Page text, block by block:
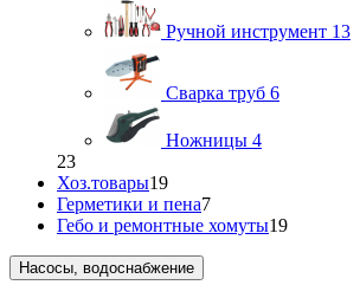
Ручной инструмент 13
Сварка труб 6
Ножницы 4
23
Хоз.товары19
Герметики и пена7
Гебо и ремонтные хомуты19
Насосы, водоснабжение